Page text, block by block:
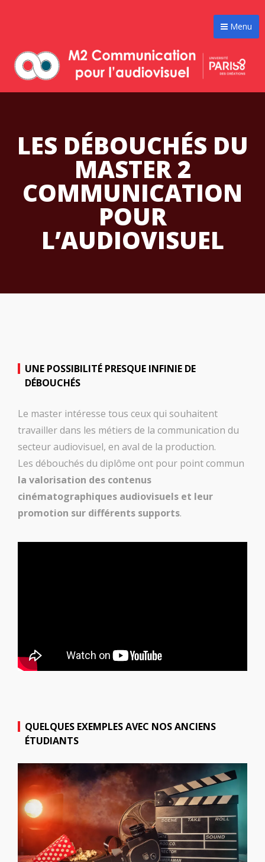
Menu
LES DÉBOUCHÉS DU
MASTER 2
COMMUNICATION
POUR
L’AUDIOVISUEL
UNE POSSIBILITÉ PRESQUE INFINIE DE
DÉBOUCHÉS
Le master intéresse tous ceux qui souhaitent
travailler dans les métiers de la communication du
secteur audiovisuel, en aval de la production.
Les débouchés du diplôme ont pour point commun
la valorisation des contenus
cinématographiques audiovisuels et leur
promotion sur différents supports.
QUELQUES EXEMPLES AVEC NOS ANCIENS
ÉTUDIANTS